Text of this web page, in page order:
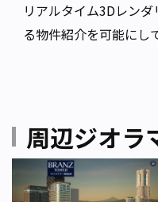
リアルタイム3Dレン
る物件紹介を可能にし
周辺ジオラ